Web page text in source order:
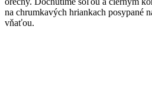
na chrumkavých hriankach posypané
vňaťou.